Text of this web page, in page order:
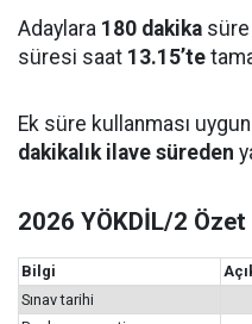
Adaylara 180 dakika süre
süresi saat 13.15’te
Ek süre kullanması
dakikalık ilave süreden
2026 YÖKDİL/2
Bilgi
Sınav tarihi